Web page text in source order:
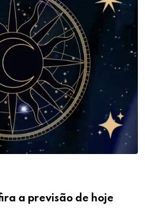
a previsão de hoje